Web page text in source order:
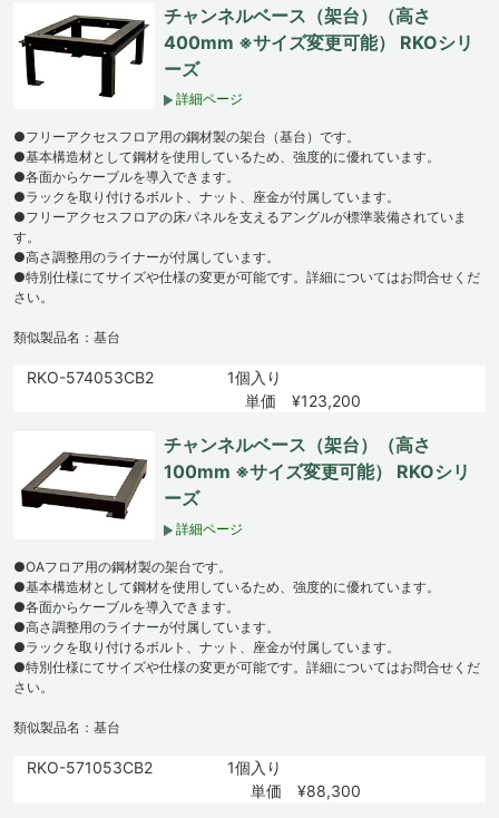
チャンネルベース（架台）（高さ
400mm ※サイズ変更可能） RKOシリ
ーズ
詳細ページ
●フリーアクセスフロア用の鋼材製の架台（基台）です。
●基本構造材として鋼材を使用しているため、強度的に優れています。
●各面からケーブルを導入できます。
●ラックを取り付けるボルト、ナット、座金が付属しています。
●フリーアクセスフロアの床パネルを支えるアングルが標準装備されていま
す。
●高さ調整用のライナーが付属しています。
●特別仕様にてサイズや仕様の変更が可能です。詳細についてはお問合せくだ
さい。
類似製品名：基台
RKO-574053CB2
1個入り
単価 ¥123,200
チャンネルベース（架台）（高さ
100mm ※サイズ変更可能） RKOシリ
ーズ
詳細ページ
●OAフロア用の鋼材製の架台です。
●基本構造材として鋼材を使用しているため、強度的に優れています。
●各面からケーブルを導入できます。
●高さ調整用のライナーが付属しています。
●ラックを取り付けるボルト、ナット、座金が付属しています。
●特別仕様にてサイズや仕様の変更が可能です。詳細についてはお問合せくだ
さい。
類似製品名：基台
RKO-571053CB2
1個入り
単価 ¥88,300